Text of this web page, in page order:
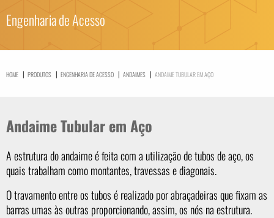
Engenharia de Acesso
HOME | PRODUTOS | ENGENHARIA DE ACESSO | ANDAIMES | ANDAIME TUBULAR EM AÇO
Andaime Tubular em Aço
A estrutura do andaime é feita com a utilização de tubos de aço, os
quais trabalham como montantes, travessas e diagonais.
O travamento entre os tubos é realizado por abraçadeiras que fixam as
barras umas às outras proporcionando, assim, os nós na estrutura.